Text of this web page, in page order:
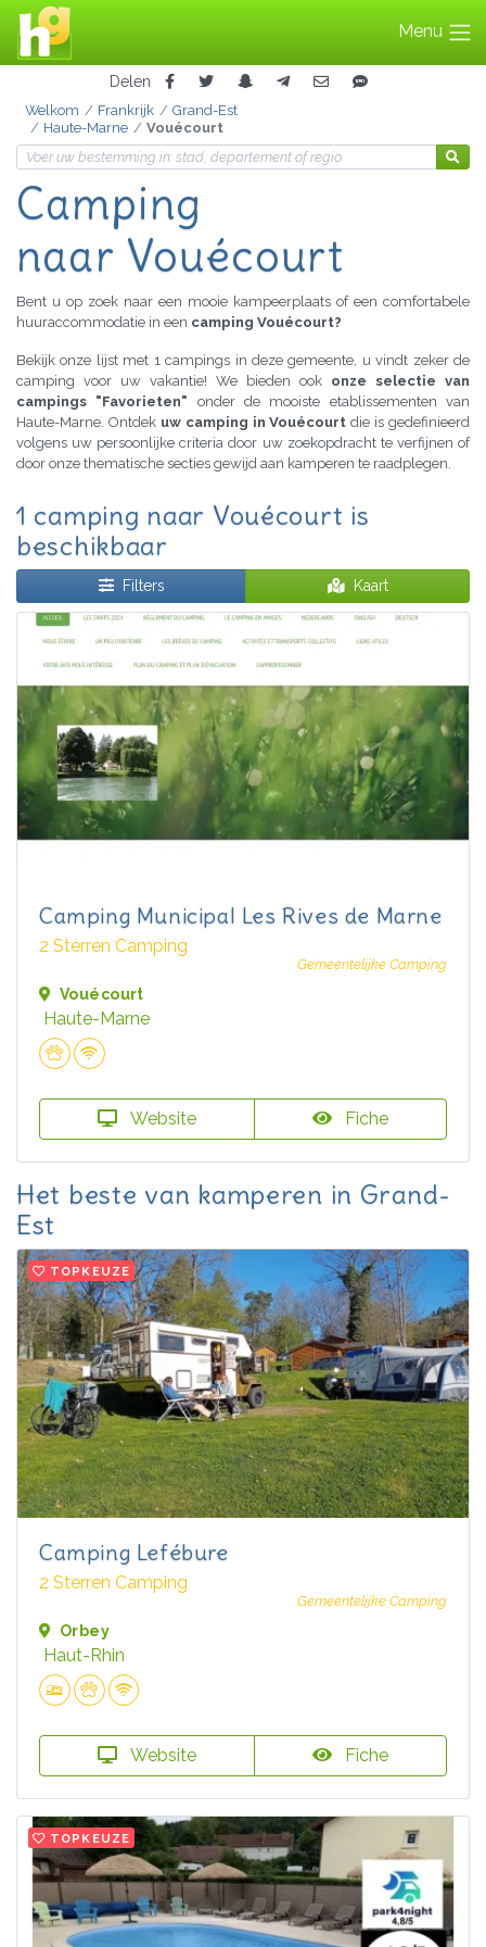
Menu
Delen
Welkom Frankrijk
Grand-Est
Haute-Marne
Vouécourt
Camping
naar Vouécourt
Bent u op zoek naar een mooie kampeerplaats of een comfortabele
huuraccommodatie in een camping Vouécourt?
Bekijk onze lijst met 1 campings in deze gemeente, u vindt zeker de
camping voor uw vakantie! We bieden ook onze selectie van
campings "Favorieten" onder de mooiste etablissementen van
Haute-Marne. Ontdek uw camping in Vouécourt die is gedefinieerd
volgens uw persoonlijke criteria door uw zoekopdracht te verfijnen of
door onze thematische secties gewijd aan kamperen te raadplegen.
1 camping naar Vouécourt is
beschikbaar
Filters Kaart
Camping Municipal Les Rives de Marne
2 Sterren Camping
Gemeentelijke Camping
Vouécourt
Haute-Marne
Website Fiche
Het beste van kamperen in Grand-
Est
TOPKEUZE
Camping Lefébure
2 Sterren Camping
Gemeentelijke Camping
Orbey
Haut-Rhin
Website Fiche
TOPKEUZE